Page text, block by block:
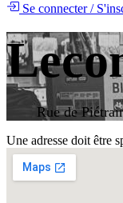
Se connecter/
Rue de
Une adresse doit être